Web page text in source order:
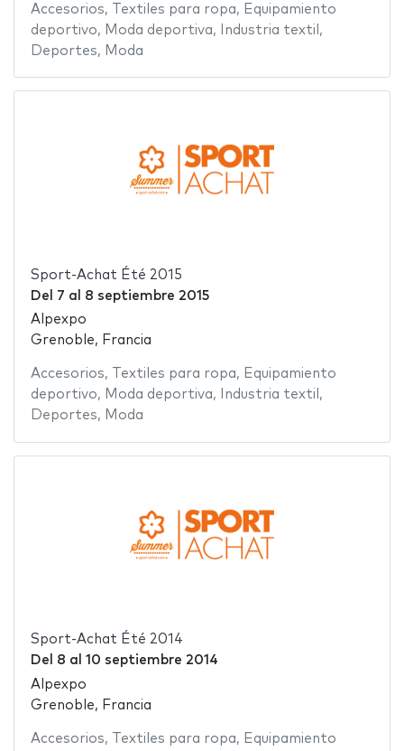
Accesorios, Textiles para ropa, Equipamiento
deportivo, Moda deportiva, Industria textil ,
Deportes, Moda
Sport-Achat Été 2015
Del 7 al 8 septiembre 2015
Alpexpo
Grenoble, Francia
Accesorios, Textiles para ropa, Equipamiento
deportivo, Moda deportiva, Industria textil ,
Deportes, Moda
Sport-Achat Été 2014
Del 8 al 10 septiembre 2014
Alpexpo
Grenoble, Francia
Accesorios, Textiles para ropa, Equipamiento